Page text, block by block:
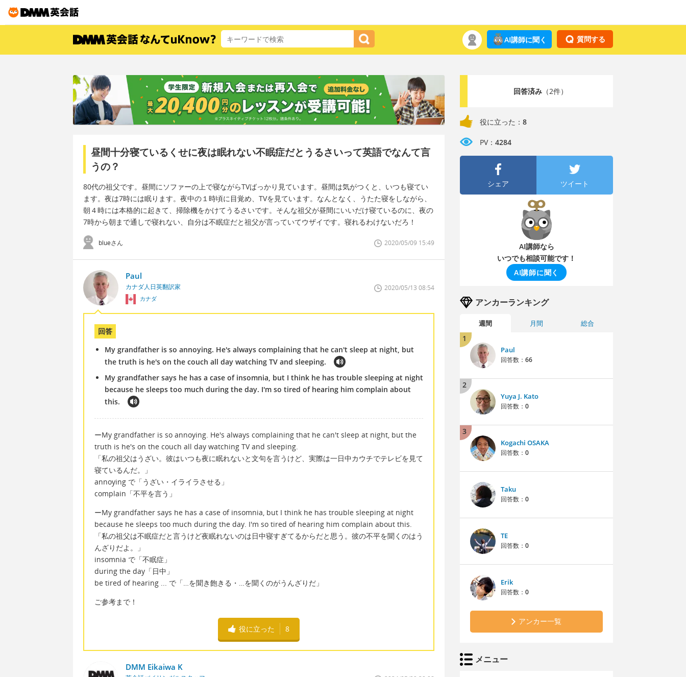
質問する
AI講師に聞く
昼間十分寝ているくせに夜は眠れない不眠症だとうるさいって英語でなんて言
うの？
80代の祖父です。昼間にソファーの上で寝ながらTVばっかり見ています。昼間は気がつくと、いつも寝てい
ます。夜は7時には眠ります。夜中の１時頃に目覚め、TVを見ています。なんとなく、うたた寝をしながら、
朝４時には本格的に起きて、掃除機をかけてうるさいです。そんな祖父が昼間にいいだけ寝ているのに、夜の
7時から朝まで通しで寝れない、自分は不眠症だと祖父が言っていてウザイです。寝れるわけないだろ！
blueさん 2020/05/09 15:49
Paul
カナダ人日英翻訳家
カナダ
2020/05/13 08:54
回答
My grandfather is so annoying. He's always complaining that he can't sleep at night, but
the truth is he's on the couch all day watching TV and sleeping.
My grandfather says he has a case of insomnia, but I think he has trouble sleeping at night
because he sleeps too much during the day. I'm so tired of hearing him complain about
this.
ーMy grandfather is so annoying. He's always complaining that he can't sleep at night, but the
truth is he's on the couch all day watching TV and sleeping.
「私の祖父はうざい。彼はいつも夜に眠れないと文句を言うけど、実際は一日中カウチでテレビを見て
寝ているんだ。」
annoying で「うざい・イライラさせる」
complain「不平を言う」
ーMy grandfather says he has a case of insomnia, but I think he has trouble sleeping at night
because he sleeps too much during the day. I'm so tired of hearing him complain about this.
「私の祖父は不眠症だと言うけど夜眠れないのは日中寝すぎてるからだと思う。彼の不平を聞くのはう
んざりだよ。」
insomnia で「不眠症」
during the day「日中」
be tired of hearing ... で「…を聞き飽きる・…を聞くのがうんざりだ」
ご参考まで！
役に立った 8
DMM Eikaiwa K
回答済み（2件）
役に立った： 8
PV： 4284
シェア ツイート
AI講師なら
いつでも相談可能です！
AI講師に聞く
アンカーランキング
週間 月間 総合
1
Paul
回答数： 66
2
Yuya J. Kato
回答数： 0
3
Kogachi OSAKA
回答数： 0
Taku
回答数： 0
TE
回答数： 0
Erik
回答数： 0
アンカー一覧
メニュー